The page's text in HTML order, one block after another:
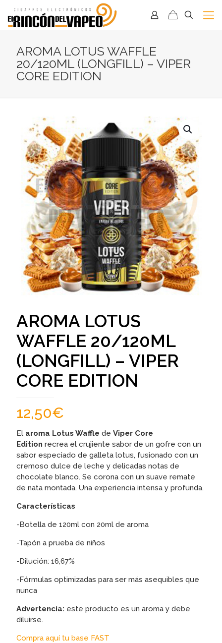
AROMA LOTUS WAFFLE
20/120ML (LONGFILL) – VIPER
CORE EDITION
AROMA LOTUS
WAFFLE 20/120ML
(LONGFILL) – VIPER
CORE EDITION
12,50€
El aroma Lotus Waffle de Viper Core
Edition recrea el crujiente sabor de un gofre con un
sabor especiado de galleta lotus, fusionado con un
cremoso dulce de leche y delicadas notas de
chocolate blanco. Se corona con un suave remate
de nata montada. Una experiencia intensa y profunda.
Características
-Botella de 120ml con 20ml de aroma
-Tapón a prueba de niños
-Dilución: 16,67%
-Fórmulas optimizadas para ser más asequibles que
nunca
Advertencia: este producto es un aroma y debe
diluirse.
Compra aquí tu base FAST